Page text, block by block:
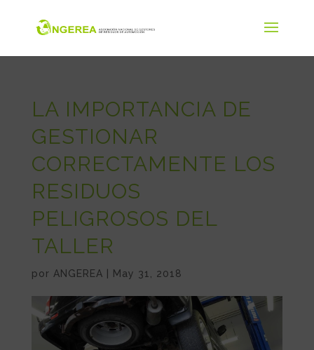
LA IMPORTANCIA DE
GESTIONAR
CORRECTAMENTE LOS
RESIDUOS
PELIGROSOS DEL
TALLER
por ANGEREA May 31, 2018